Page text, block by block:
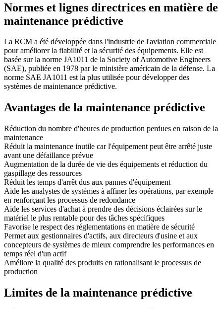
Normes et lignes directrices en matière de
maintenance prédictive
La RCM a été développée dans l'industrie de l'aviation commerciale
pour améliorer la fiabilité et la sécurité des équipements. Elle est
basée sur la norme JA1011 de la Society of Automotive Engineers
(SAE), publiée en 1978 par le ministère américain de la défense. La
norme SAE JA1011 est la plus utilisée pour développer des
systèmes de maintenance prédictive.
Avantages de la maintenance prédictive
Réduction du nombre d'heures de production perdues en raison de la
maintenance
Réduit la maintenance inutile car l'équipement peut être arrêté juste
avant une défaillance prévue
Augmentation de la durée de vie des équipements et réduction du
gaspillage des ressources
Réduit les temps d'arrêt dus aux pannes d'équipement
Aide les analystes de systèmes à affiner les opérations, par exemple
en renforçant les processus de redondance
Aide les services d'achat à prendre des décisions éclairées sur le
matériel le plus rentable pour des tâches spécifiques
Favorise le respect des réglementations en matière de sécurité
Permet aux gestionnaires d'actifs, aux directeurs d'usine et aux
concepteurs de systèmes de mieux comprendre les performances en
temps réel d'un actif
Améliore la qualité des produits en rationalisant le processus de
production
Limites de la maintenance prédictive